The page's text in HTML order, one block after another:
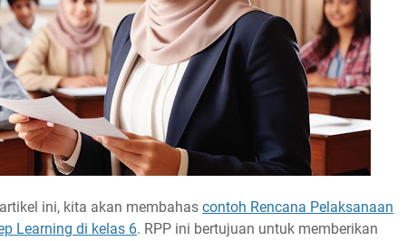
ini, kita akan membahas contoh Rencana Pelaksanaan
Learning di kelas 6. RPP ini bertujuan untuk memberikan